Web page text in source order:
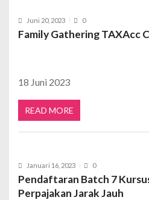
Juni 20, 2023 0
Family Gathering TAXAcc
18 Juni 2023
READ MORE
Januari 16, 2023 0
Pendaftaran Batch 7
Perpajakan Jarak Jauh